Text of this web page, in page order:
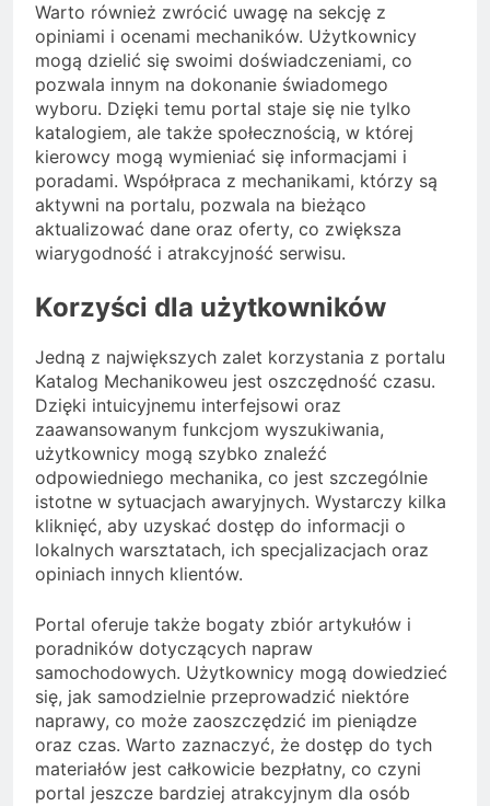
Warto również zwrócić uwagę na sekcję z
opiniami i ocenami mechaników. Użytkownicy
mogą dzielić się swoimi doświadczeniami, co
pozwala innym na dokonanie świadomego
wyboru. Dzięki temu portal staje się nie tylko
katalogiem, ale także społecznością, w której
kierowcy mogą wymieniać się informacjami i
poradami. Współpraca z mechanikami, którzy są
aktywni na portalu, pozwala na bieżąco
aktualizować dane oraz oferty, co zwiększa
wiarygodność i atrakcyjność serwisu.
Korzyści dla użytkowników
Jedną z największych zalet korzystania z portalu
Katalog Mechanikoweu jest oszczędność czasu.
Dzięki intuicyjnemu interfejsowi oraz
zaawansowanym funkcjom wyszukiwania,
użytkownicy mogą szybko znaleźć
odpowiedniego mechanika, co jest szczególnie
istotne w sytuacjach awaryjnych. Wystarczy kilka
kliknięć, aby uzyskać dostęp do informacji o
lokalnych warsztatach, ich specjalizacjach oraz
opiniach innych klientów.
Portal oferuje także bogaty zbiór artykułów i
poradników dotyczących napraw
samochodowych. Użytkownicy mogą dowiedzieć
się, jak samodzielnie przeprowadzić niektóre
naprawy, co może zaoszczędzić im pieniądze
oraz czas. Warto zaznaczyć, że dostęp do tych
materiałów jest całkowicie bezpłatny, co czyni
portal jeszcze bardziej atrakcyjnym dla osób